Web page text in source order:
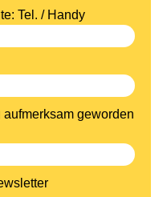
Tel. / Handy
aufmerksam geworden